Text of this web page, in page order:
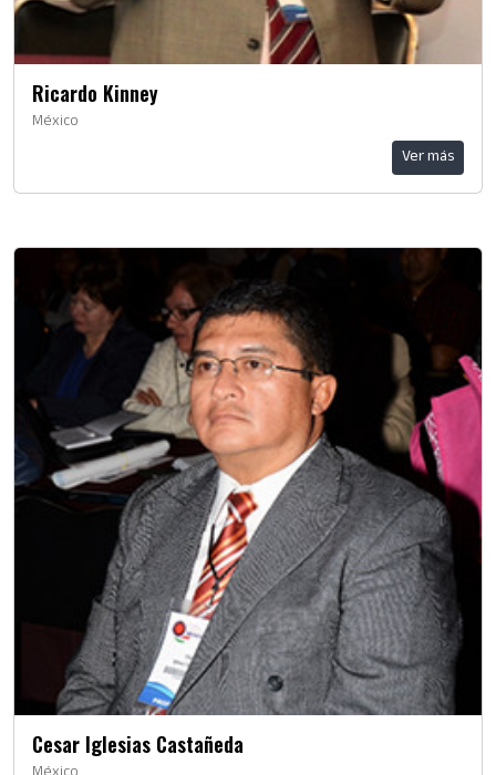
Ricardo Kinney
México
Ver más
Cesar Iglesias Castañeda